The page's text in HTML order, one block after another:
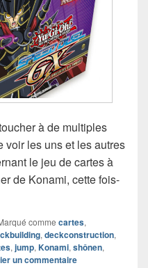
à de multiples
voir les uns et les autres
le jeu de cartes à
de Konami, cette fois-
jeu de cartes Yu-Gi-Oh!
comme cartes,
, deckconstruction,
, jump, Konami, shônen,
un commentaire